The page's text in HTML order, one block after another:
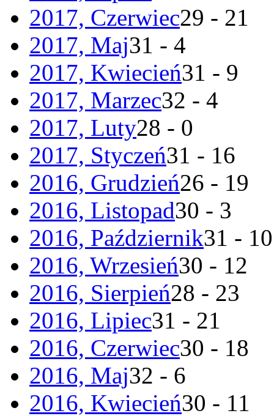
2017, Czerwiec29 - 21
2017, Maj31 - 4
2017, Kwiecień31 - 9
2017, Marzec32 - 4
2017, Luty28 - 0
2017, Styczeń31 - 16
2016, Grudzień26 - 19
2016, Listopad30 - 3
2016, Październik31 - 10
2016, Wrzesień30 - 12
2016, Sierpień28 - 23
2016, Lipiec31 - 21
2016, Czerwiec30 - 18
2016, Maj32 - 6
2016, Kwiecień30 - 11